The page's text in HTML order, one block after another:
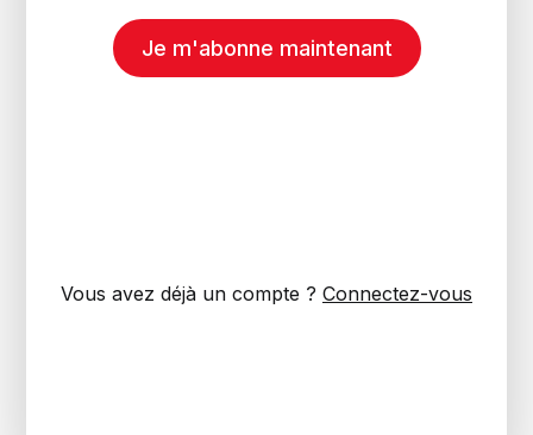
Je m'abonne maintenant
Vous avez déjà un compte ? Connectez-vous